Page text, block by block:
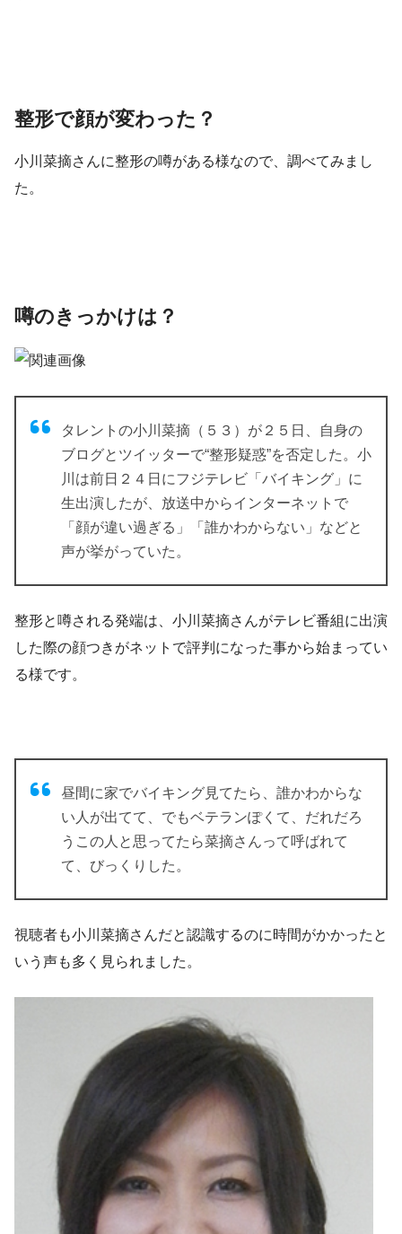
整形で顔が変わった？
小川菜摘さんに整形の噂がある様なので、調べてみまし
た。
噂のきっかけは？
タレントの小川菜摘（５３）が２５日、自身の
ブログとツイッターで“整形疑惑”を否定した。小
川は前日２４日にフジテレビ「バイキング」に
生出演したが、放送中からインターネットで
「顔が違い過ぎる」「誰かわからない」などと
声が挙がっていた。
整形と噂される発端は、小川菜摘さんがテレビ番組に出演
した際の顔つきがネットで評判になった事から始まってい
る様です。
昼間に家でバイキング見てたら、誰かわからな
い人が出てて、でもベテランぽくて、だれだろ
うこの人と思ってたら菜摘さんって呼ばれて
て、びっくりした。
視聴者も小川菜摘さんだと認識するのに時間がかかったと
いう声も多く見られました。